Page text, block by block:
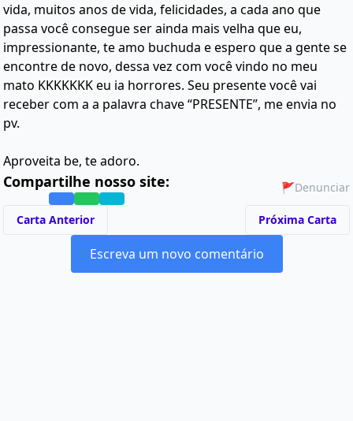
vida, muitos anos de vida, felicidades, a cada ano que
passa você consegue ser ainda mais velha que eu,
impressionante, te amo buchuda e espero que a gente se
encontre de novo, dessa vez com você vindo no meu
mato KKKKKKK eu ia horrores. Seu presente você vai
receber com a a palavra chave “PRESENTE”, me envia no
pv.
Aproveita be, te adoro.
Compartilhe nosso site: 🚩Denunciar
Carta Anterior Próxima Carta
Escreva um novo comentário